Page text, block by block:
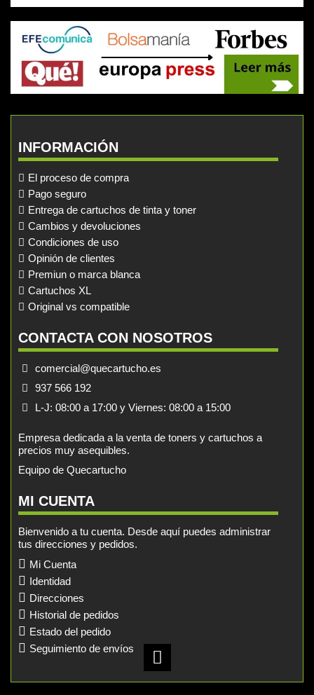
INFORMACIÓN
El proceso de compra
Pago seguro
Entrega de cartuchos de tinta y toner
Cambios y devoluciones
Condiciones de uso
Opinión de clientes
Premiun o marca blanca
Cartuchos XL
Original vs compatible
CONTACTA CON NOSOTROS
comercial@quecartucho.es
937 566 192
L-J: 08:00 a 17:00 y Viernes: 08:00 a 15:00
Empresa dedicada a la venta de toners y cartuchos a
precios muy asequibles.
Equipo de Quecartucho
MI CUENTA
Bienvenido a tu cuenta. Desde aquí puedes administrar
tus direcciones y pedidos.
Mi Cuenta
Identidad
Direcciones
Historial de pedidos
Estado del pedido
Seguimiento de envíos